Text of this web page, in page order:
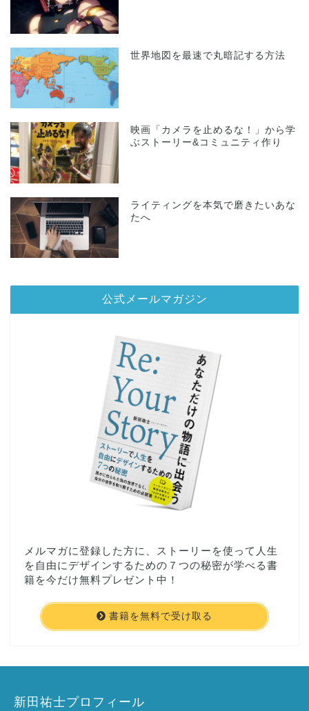
世界地図を最速で丸暗記する方法
映画「カメラを止めるな！」から学
ぶストーリー&コミュニティ作り
ライティングを本気で磨きたいあな
たへ
公式メールマガジン
メルマガに登録した方に、ストーリーを使って人生
を自由にデザインするための７つの秘密が学べる書
籍を今だけ無料プレゼント中！
書籍を無料で受け取る
新田祐士プロフィール